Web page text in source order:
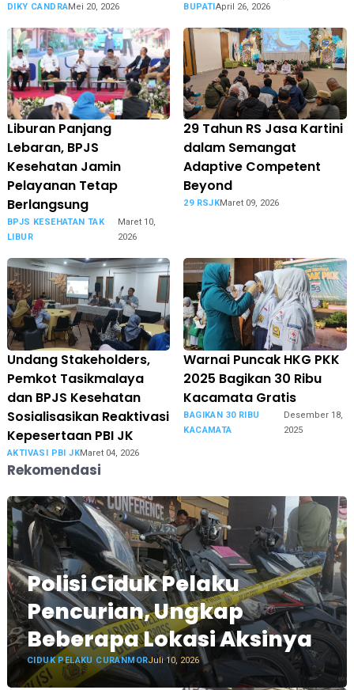
DIKY CANDRAMei 20, 2026 BUPATI April 26, 2026
Liburan Panjang
Lebaran, BPJS
Kesehatan Jamin
Pelayanan Tetap
Berlangsung
BPJS KESEHATAN TAK
LIBUR
Maret 10,
2026
29 Tahun RS Jasa Kartini
dalam Semangat
Adaptive Competent
Beyond
29 RSJKMaret 09, 2026
Undang Stakeholders,
Pemkot Tasikmalaya
dan BPJS Kesehatan
Sosialisasikan Reaktivasi
Kepesertaan PBI JK
AKTIVASI PBI JKMaret 04, 2026
Warnai Puncak HKG PKK
2025 Bagikan 30 Ribu
Kacamata Gratis
BAGIKAN 30 RIBU
KACAMATA
Desember 18,
2025
Rekomendasi
Polisi Ciduk Pelaku
Pencurian, Ungkap
Beberapa Lokasi Aksinya
CIDUK PELAKU CURANMORJuli 10, 2026